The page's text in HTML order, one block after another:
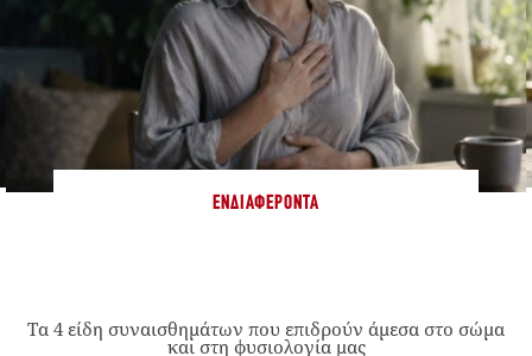
ΕΝΔΙΑΦΈΡΟΝΤΑ
Τα 4 είδη συναισθημάτων που επιδρούν άμεσα στο σώμα
και στη φυσιολογία μας